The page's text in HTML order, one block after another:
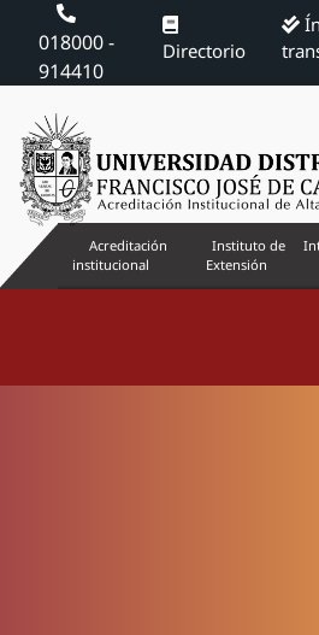
018000 -
914410
Directorio
Acreditación
institucional
Instituto de
Extensión